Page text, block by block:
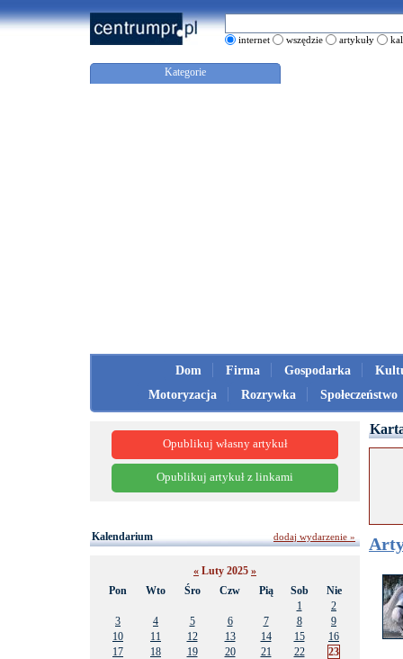
internet wszędzie artykuły
Kategorie
Dom Firma Gospodarka
Motoryzacja
Rozrywka Społeczeństwo
Opublikuj własny artykuł
Opublikuj artykuł z linkami
Kalendarium
« Luty 2025 »
Pon
Wto Śro Czw Pią Sob
Nie
1
2
3
4 5 6 7 8
9
10
11 12 13 14 15
16
17
18 19 20 21 22
23
dodaj wydarzenie »